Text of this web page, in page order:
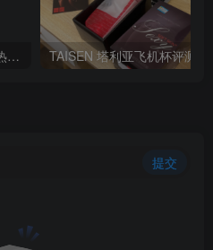
“好热~哥哥我456了”GXP发热试炼评测4星推荐[db:副标题]
提交